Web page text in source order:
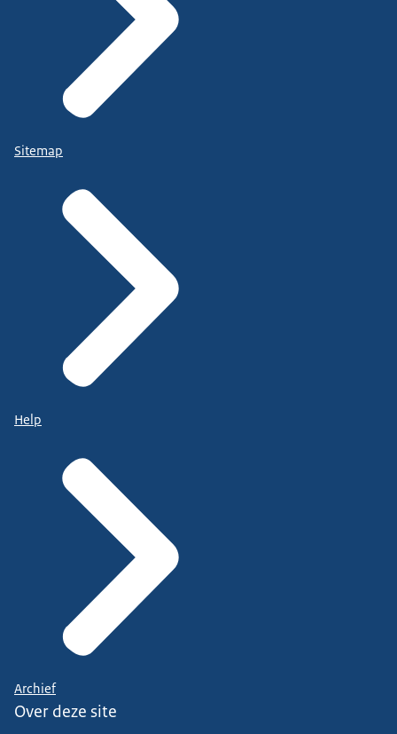
Sitemap
Help
Archief
Over deze site